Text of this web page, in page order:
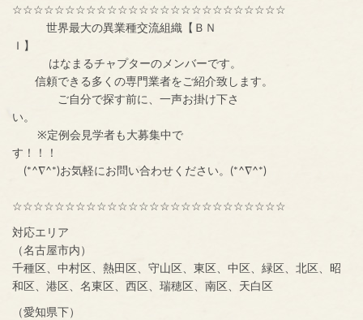
☆☆☆☆☆☆☆☆☆☆☆☆☆☆☆☆☆☆☆☆☆☆☆☆☆☆
世界最大の異業種交流組織【ＢＮ
Ｉ】
はなまるチャプターのメンバーです。
信頼できる多くの専門業者をご紹介致します。
ご自分で探す前に、一声お掛け下さ
い。
※定例会見学者も大募集中で
す！！！
(*^∇^*)お気軽にお問い合わせください。(*^∇^*)
☆☆☆☆☆☆☆☆☆☆☆☆☆☆☆☆☆☆☆☆☆☆☆☆☆☆
対応エリア
（名古屋市内）
千種区、中村区、熱田区、守山区、東区、中区、緑区、北区、昭
和区、港区、名東区、西区、瑞穂区、南区、天白区
（愛知県下）